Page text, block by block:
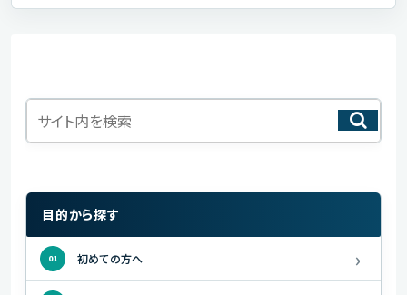
目的から探す
01 初めての方へ ›